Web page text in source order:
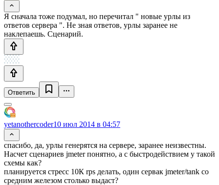
Я сначала тоже подумал, но перечитал " новые урлы из
ответов сервера ". Не зная ответов, урлы заранее не
наклепаешь. Сценарий.
Ответить
yetanothercoder10 июл 2014 в 04:57
спасибо, да, урлы генерятся на сервере, заранее неизвестны.
Насчет сценариев jmeter понятно, а с быстродействием у такой
схемы как?
планируется стресс 10К rps делать, один сервак jmeter/tank со
средним железом столько выдаст?